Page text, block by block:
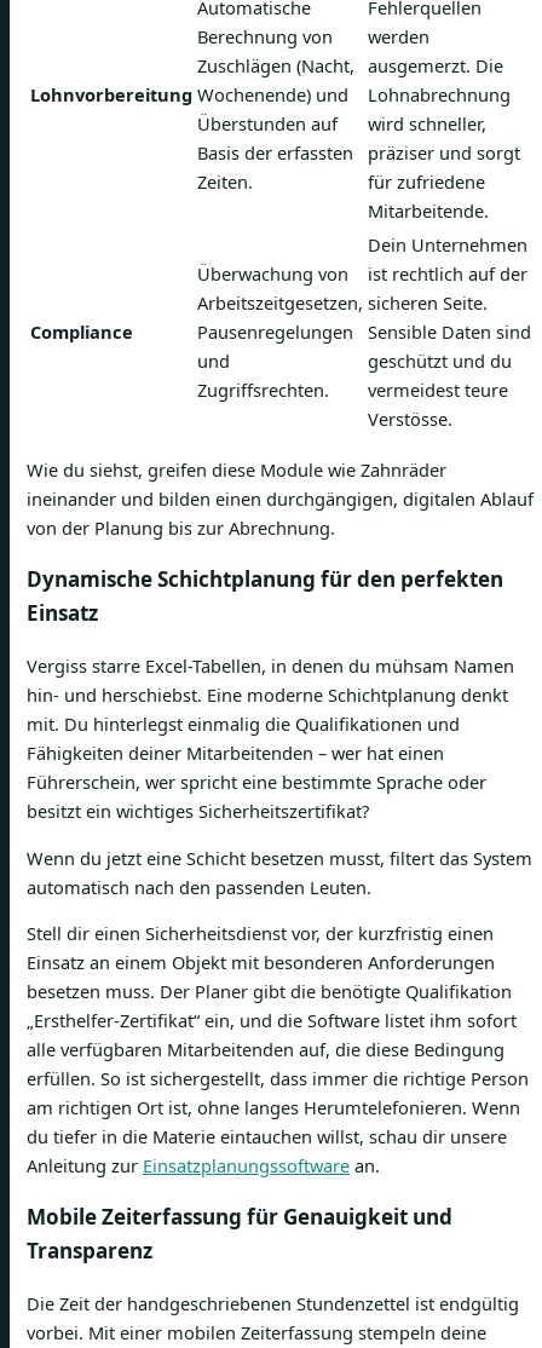
Lohnvorbereitung
Automatische
Berechnung von
Zuschlägen (Nacht,
Wochenende) und
Überstunden auf
Basis der erfassten
Zeiten.
Fehlerquellen
werden
ausgemerzt. Die
Lohnabrechnung
wird schneller,
präziser und sorgt
für zufriedene
Mitarbeitende.
Compliance
Überwachung von
Arbeitszeitgesetzen,
Pausenregelungen
und
Zugriffsrechten.
Dein Unternehmen
ist rechtlich auf der
sicheren Seite.
Sensible Daten sind
geschützt und du
vermeidest teure
Verstösse.
Wie du siehst, greifen diese Module wie Zahnräder
ineinander und bilden einen durchgängigen, digitalen Ablauf
von der Planung bis zur Abrechnung.
Dynamische Schichtplanung für den perfekten
Einsatz
Vergiss starre Excel-Tabellen, in denen du mühsam Namen
hin- und herschiebst. Eine moderne Schichtplanung denkt
mit. Du hinterlegst einmalig die Qualifikationen und
Fähigkeiten deiner Mitarbeitenden – wer hat einen
Führerschein, wer spricht eine bestimmte Sprache oder
besitzt ein wichtiges Sicherheitszertifikat?
Wenn du jetzt eine Schicht besetzen musst, filtert das System
automatisch nach den passenden Leuten.
Stell dir einen Sicherheitsdienst vor, der kurzfristig einen
Einsatz an einem Objekt mit besonderen Anforderungen
besetzen muss. Der Planer gibt die benötigte Qualifikation
„Ersthelfer-Zertifikat“ ein, und die Software listet ihm sofort
alle verfügbaren Mitarbeitenden auf, die diese Bedingung
erfüllen. So ist sichergestellt, dass immer die richtige Person
am richtigen Ort ist, ohne langes Herumtelefonieren. Wenn
du tiefer in die Materie eintauchen willst, schau dir unsere
Anleitung zur Einsatzplanungssoftware an.
Mobile Zeiterfassung für Genauigkeit und
Transparenz
Die Zeit der handgeschriebenen Stundenzettel ist endgültig
vorbei. Mit einer mobilen Zeiterfassung stempeln deine